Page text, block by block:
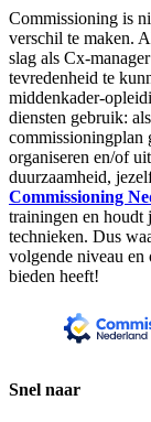
Commissioning is
verschil te maken.
slag als Cx-
tevredenheid te
middenkader-
diensten gebruik:
commissioningplan
organiseren en/of
duurzaamheid,
Commissioning
trainingen en houdt
technieken. Dus
volgende niveau
bieden heeft!
Snel naar